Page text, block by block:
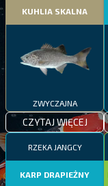
KUHLIA SKALNA
ZWYCZAJNA
CZYTAJ WIĘCEJ
RZEKA JANGCY
KARP DRAPIEŻNY